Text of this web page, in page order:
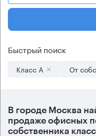
Быстрый поиск
Класс А От
В городе Москва
продаже офисных
собственника